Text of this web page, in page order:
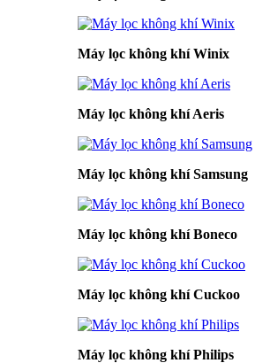
Máy lọc không khí Winix
Máy lọc không khí Aeris
Máy lọc không khí Samsung
Máy lọc không khí Boneco
Máy lọc không khí Cuckoo
Máy lọc không khí Philips